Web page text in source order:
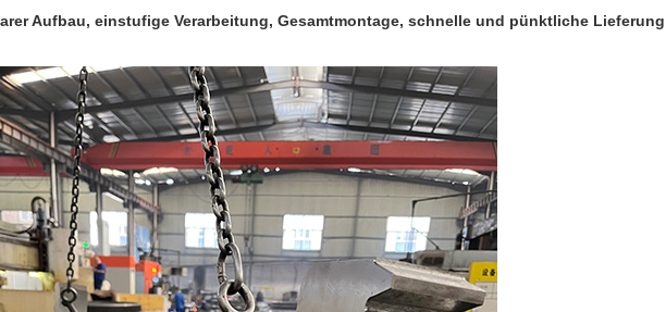
Aufbau, einstufige Verarbeitung, Gesamtmontage, schnelle und pünktliche